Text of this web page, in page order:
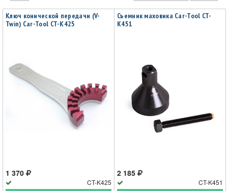
Ключ конической передачи (V-
Twin) Car-Tool CT-K425
1 370
CT-K425
Съемник маховика Car-Tool CT-
K451
2 185
CT-K451